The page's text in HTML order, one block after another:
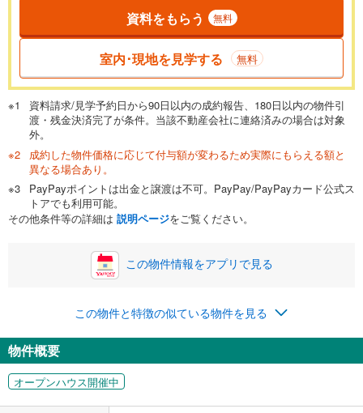
一般的には最長35年まで借り入れ可能です。多くの金融機関
が完済時の年齢は80歳までを条件としています。
閉じる
頭金 万円
0万円 3,690万円
自己資金から住宅購入にかけられる金額を入力してくださ
い。一般的には物件価格の2割までが目安です。
閉じる
ボーナス
万円
0円
ナス時の増額分（1回分）を入力してください。
ボーナス払いの限度額は金融機関によって異なります。
閉じる
月々の返済額
資料をもらう 無料
室内･現地を見学する 無料
資料請求/見学予約日から90日以内の成約報告、180日以内の物件引
渡・残金決済完了が条件。当該不動産会社に連絡済みの場合は対象
外。
成約した物件価格に応じて付与額が変わるため実際にもらえる額と
異なる場合あり。
PayPayポイントは出金と譲渡は不可。PayPay/PayPayカード公式ス
トアでも利用可能。
その他条件等の詳細は 説明ページをご覧ください。
この物件情報をアプリで見る
この物件と特徴の似ている物件を見る
物件概要
オープンハウス開催中